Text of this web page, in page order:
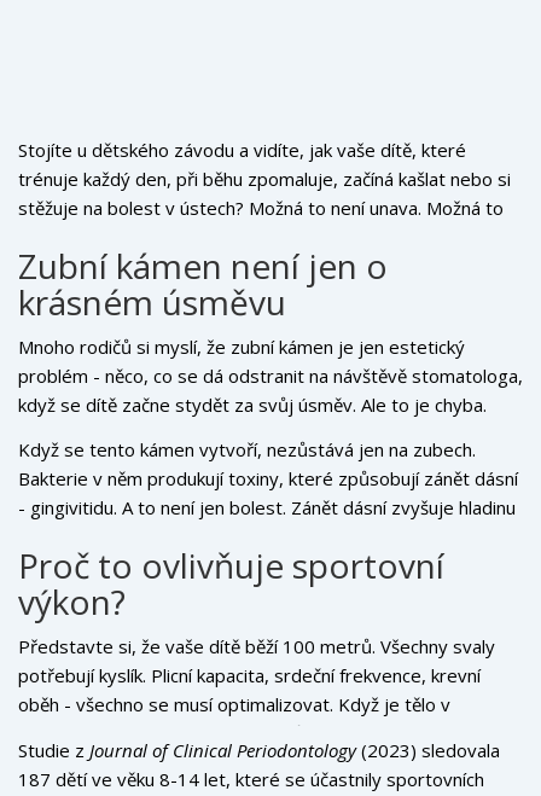
Stojíte u dětského závodu a vidíte, jak vaše dítě, které
trénuje každý den, při běhu zpomaluje, začíná kašlat nebo si
stěžuje na bolest v ústech? Možná to není unava. Možná to
Zubní kámen není jen o
krásném úsměvu
Mnoho rodičů si myslí, že zubní kámen je jen estetický
problém - něco, co se dá odstranit na návštěvě stomatologa,
když se dítě začne stydět za svůj úsměv. Ale to je chyba.
hromadění bakterií, jejich odpadu a slinných minerálů, které
se tvrdnou na povrchu zubů. U dětí se vyskytuje častěji, než
si lidé myslí - zvlášť pokud jídlí často sladké potraviny, nečistí
zuby dostatečně nebo používají nevhodné kartáčky.
Když se tento kámen vytvoří, nezůstává jen na zubech.
Bakterie v něm produkují toxiny, které způsobují zánět dásní
- gingivitidu. A to není jen bolest. Zánět dásní zvyšuje hladinu
krevního oběhu a ovlivňují i svaly, plicní funkci a schopnost
těla obnovovat energii.
Proč to ovlivňuje sportovní
výkon?
Představte si, že vaše dítě běží 100 metrů. Všechny svaly
potřebují kyslík. Plicní kapacita, srdeční frekvence, krevní
oběh - všechno se musí optimalizovat. Když je tělo v
chronickém zánětu, jako je ten způsobený zubním kamenem,
tělo neví, jestli má bojovat proti infekci nebo se soustředit
Studie z Journal of Clinical Periodontology(2023) sledovala
187 dětí ve věku 8-14 let, které se účastnily sportovních